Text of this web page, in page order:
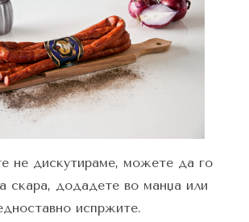
не дискутираме, можете да го
скара, додадете во манџа или
испржите.